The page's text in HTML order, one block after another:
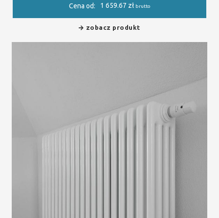
Cena od: 1 659.67 zł brutto
zobacz produkt